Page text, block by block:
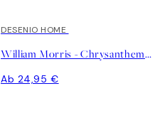
DESENIO HOME
William Morris - Chrysanthemum Kissenbezug
Ab 24,95 €